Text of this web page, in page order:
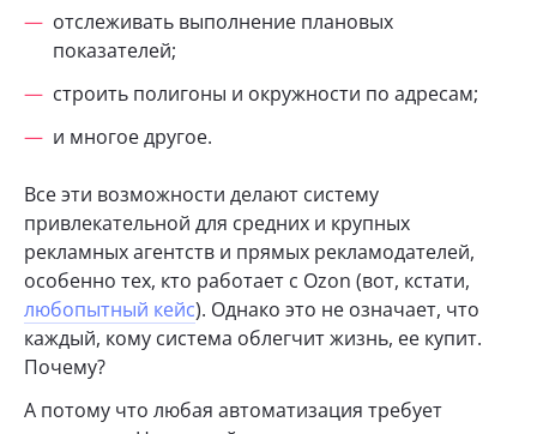
отслеживать выполнение плановых
показателей;
строить полигоны и окружности по адресам;
и многое другое.
Все эти возможности делают систему
привлекательной для средних и крупных
рекламных агентств и прямых рекламодателей,
особенно тех, кто работает с Ozon (вот, кстати,
любопытный кейс). Однако это не означает, что
каждый, кому система облегчит жизнь, ее купит.
Почему?
А потому что любая автоматизация требует